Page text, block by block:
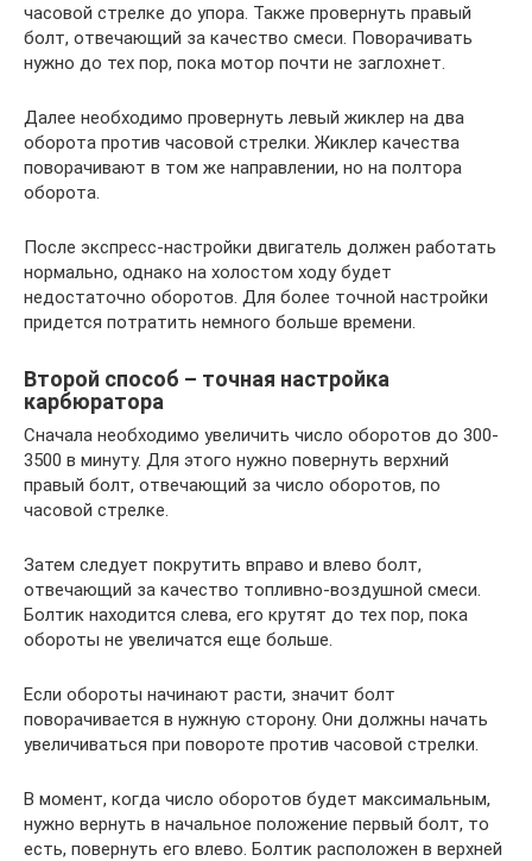
часовой стрелке до упора. Также провернуть правый
болт, отвечающий за качество смеси. Поворачивать
нужно до тех пор, пока мотор почти не заглохнет.
Далее необходимо провернуть левый жиклер на два
оборота против часовой стрелки. Жиклер качества
поворачивают в том же направлении, но на полтора
оборота.
После экспресс-настройки двигатель должен работать
нормально, однако на холостом ходу будет
недостаточно оборотов. Для более точной настройки
придется потратить немного больше времени.
Второй способ – точная настройка
карбюратора
Сначала необходимо увеличить число оборотов до 300-
3500 в минуту. Для этого нужно повернуть верхний
правый болт, отвечающий за число оборотов, по
часовой стрелке.
Затем следует покрутить вправо и влево болт,
отвечающий за качество топливно-воздушной смеси.
Болтик находится слева, его крутят до тех пор, пока
обороты не увеличатся еще больше.
Если обороты начинают расти, значит болт
поворачивается в нужную сторону. Они должны начать
увеличиваться при повороте против часовой стрелки.
В момент, когда число оборотов будет максимальным,
нужно вернуть в начальное положение первый болт, то
есть, повернуть его влево. Болтик расположен в верхней